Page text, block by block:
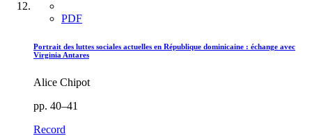
PDF
Portrait des luttes sociales actuelles en République dominicaine : échange avec
Virginia Antares
Alice Chipot
pp. 40–41
Record